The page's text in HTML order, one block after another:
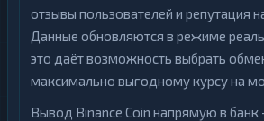
отзывы пользователей и репутация
Данные обновляются в режиме
это даёт возможность выбрать
максимально выгодному курсу на
Вывод Binance Coin напрямую в банк